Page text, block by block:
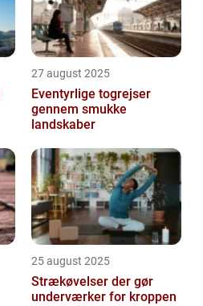
27 august 2025
Eventyrlige togrejser
gennem smukke
landskaber
25 august 2025
Strækøvelser der gør
underværker for kroppen